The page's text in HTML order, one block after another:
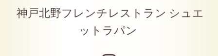
神戸北野フレンチレストラン シュエ
ットラパン